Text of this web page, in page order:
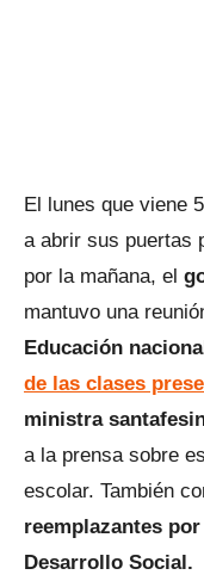
El lunes que viene
a abrir sus puertas
por la mañana, el
mantuvo una
Educación
de las clases
ministra
a la prensa sobre
escolar. También
reemplazantes
Desarrollo Social.